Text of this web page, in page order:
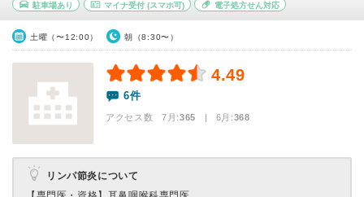
駐車場あり マイナ受付(スマホ可) 電子処方せん対応
土曜（〜12:00） 朝（8:30〜）
4.49
6件
アクセス数 7月:365 | 6月:368
リンパ節炎について